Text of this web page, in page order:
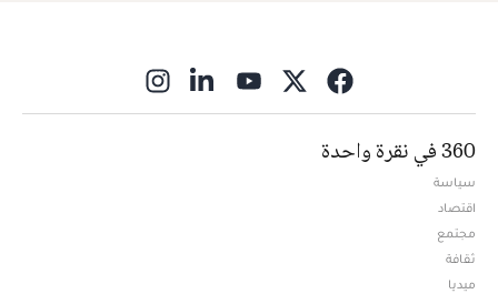
360 في نقرة واحدة
سياسة
اقتصاد
مجتمع
ثقافة
ميديا